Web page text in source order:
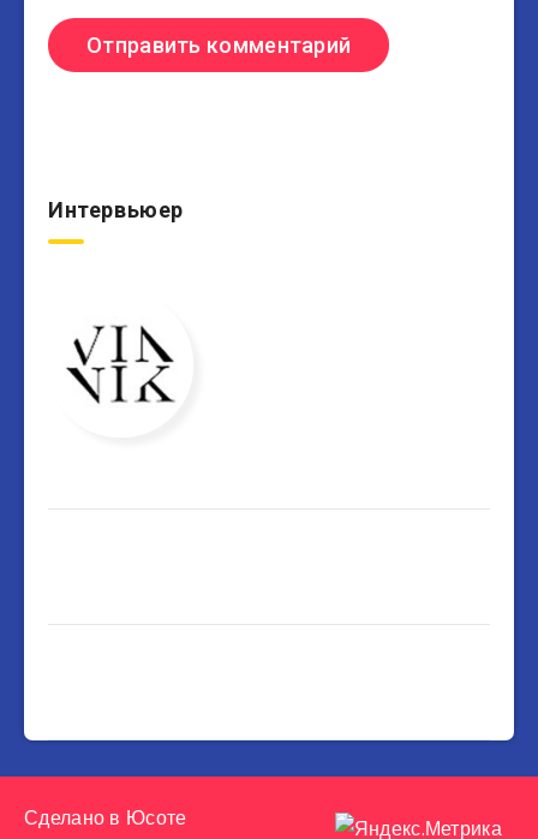
Интервьюер
Сделано в Юсоте